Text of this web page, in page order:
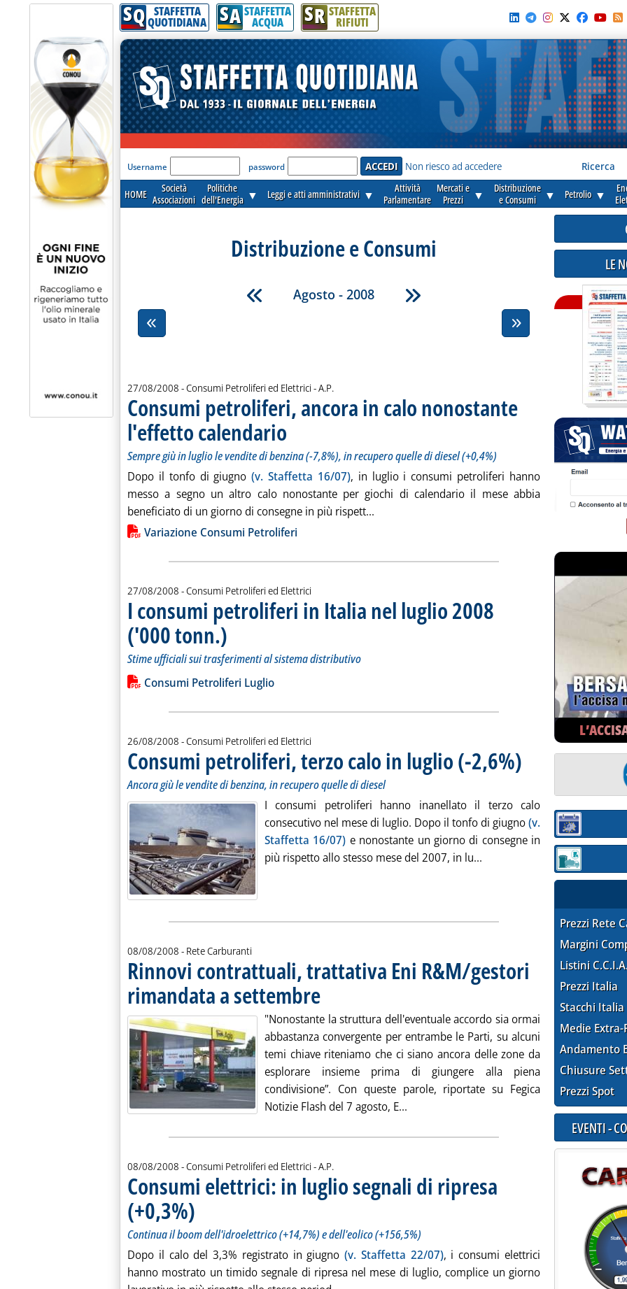
SQ STAFFETTA
QUOTIDIANA SA STAFFETTA
ACQUA SR STAFFETTA
RIFIUTI
'Modulo Login per accedere'
Username password Non riesco ad accedere Ricerca
HOME
Società
Associazioni
Politiche
dell'Energia ▼ Leggi e atti amministrativi ▼
Attività
Parlamentare
Mercati e
Prezzi
▼
Distribuzione
e Consumi
▼ Petrolio ▼
Distribuzione e Consumi
Agosto - 2008
27/08/2008 - Consumi Petroliferi ed Elettrici -di:
A.P.
Consumi petroliferi, ancora in calo nonostante
l'effetto calendario . Sottotitolo: Sempre giù in luglio le vendite di benzina (-7,8%), in recupero quelle di diesel (+0,4%)
Sempre giù in luglio le vendite di benzina (-7,8%), in recupero quelle di diesel (+0,4%)
Dopo il tonfo di giugno(v. Staffetta 16/07), in luglio i consumi petroliferi hanno
messo a segno un altro calo nonostante per giochi di calendario il mese abbia
beneficiato di un giorno di consegne in più rispett... Leggi tutta la notizia: 'Consumi petroliferi,
Lista allegati PDF alla notizia
Variazione Consumi Petroliferi
27/08/2008 - Consumi Petroliferi ed Elettrici
I consumi petroliferi in Italia nel luglio 2008
('000 tonn.) . Sottotitolo: Stime ufficiali sui trasferimenti al sistema distributivo
Stime ufficiali sui trasferimenti al sistema distributivo
Leggi tutta la notizia: 'I consumi petroliferi in Italia nel luglio 2008 ('000 tonn.)'
Lista allegati PDF alla notizia
Consumi Petroliferi Luglio
26/08/2008 - Consumi Petroliferi ed Elettrici
Consumi petroliferi, terzo calo in luglio (-2,6%)
. Sottotitolo: Ancora giù le vendite di benzina, in recupero quelle di diesel
. Pubblicata martedì 26 agosto 2008 alle 16.31.
Ancora giù le vendite di benzina, in recupero quelle di diesel
I consumi petroliferi hanno inanellato il terzo calo
consecutivo nel mese di luglio. Dopo il tonfo di giugno(v.
Staffetta 16/07) e nonostante un giorno di consegne in
più rispetto allo stesso mese del 2007, in lu... Leggi tutta la notizia:
08/08/2008 - Rete Carburanti
Rinnovi contrattuali, trattativa Eni R&M/gestori
rimandata a settembre . Pubblicata venerdì 08 agosto 2008 alle 13.11.
"Nonostante la struttura dell'eventuale accordo sia ormai
abbastanza convergente per entrambe le Parti, su alcuni
temi chiave riteniamo che ci siano ancora delle zone da
esplorare insieme prima di giungere alla piena
condivisione”. Con queste parole, riportate su Fegica
Notizie Flash del 7 agosto, E... Leggi tutta la notizia: 'Rinnovi
08/08/2008 - Consumi Petroliferi ed Elettrici -di:
A.P.
Consumi elettrici: in luglio segnali di ripresa
(+0,3%) . Sottotitolo: Continua il boom dell'idroelettrico (+14,7%) e dell'eolico (+156,5%)
. Pubblicata venerdì 08 agosto 2008 alle 11.22.
Continua il boom dell'idroelettrico (+14,7%) e dell'eolico (+156,5%)
Dopo il calo del 3,3% registrato in giugno(v. Staffetta 22/07), i consumi elettrici
hanno mostrato un timido segnale di ripresa nel mese di luglio, complice un giorno
LE
Sezione:
Sezione:
Prezzi Rete
Margini
Listini
Prezzi Italia
Stacchi Italia
Medie Extra-
Andamento
Chiusure
Prezzi Spot
EVENTI -